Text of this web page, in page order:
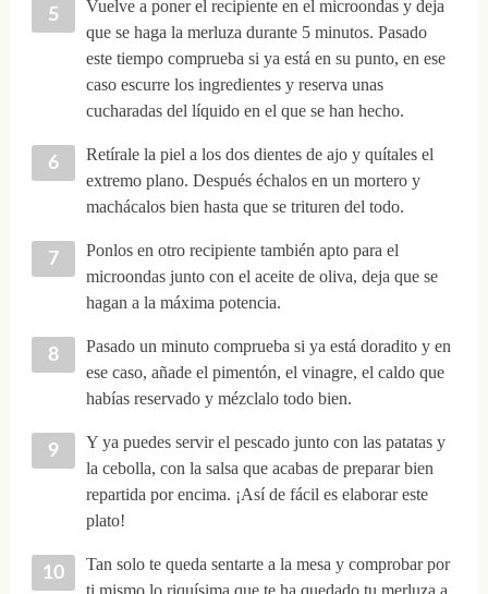
Vuelve a poner el recipiente en el microondas y deja
que se haga la merluza durante 5 minutos. Pasado
este tiempo comprueba si ya está en su punto, en ese
caso escurre los ingredientes y reserva unas
cucharadas del líquido en el que se han hecho.
Retírale la piel a los dos dientes de ajo y quítales el
extremo plano. Después échalos en un mortero y
machácalos bien hasta que se trituren del todo.
Ponlos en otro recipiente también apto para el
microondas junto con el aceite de oliva, deja que se
hagan a la máxima potencia.
Pasado un minuto comprueba si ya está doradito y en
ese caso, añade el pimentón, el vinagre, el caldo que
habías reservado y mézclalo todo bien.
Y ya puedes servir el pescado junto con las patatas y
la cebolla, con la salsa que acabas de preparar bien
repartida por encima. ¡Así de fácil es elaborar este
plato!
Tan solo te queda sentarte a la mesa y comprobar por